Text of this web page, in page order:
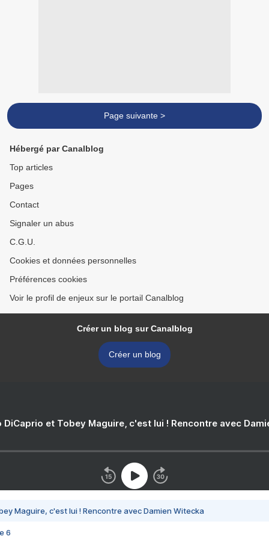
Page suivante >
Hébergé par Canalblog
Top articles
Pages
Contact
Signaler un abus
C.G.U.
Cookies et données personnelles
Préférences cookies
Voir le profil de enjeux sur le portail Canalblog
Créer un blog sur Canalblog
Créer un blog
DiCaprio et Tobey Maguire, c'est lui ! Rencontre avec
Maguire, c'est lui ! Rencontre avec Damien Witecka
6